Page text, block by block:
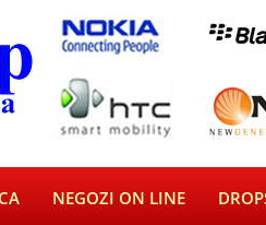
NEGOZI ON LINE